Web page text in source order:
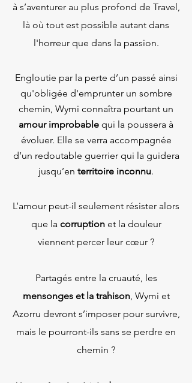
à s’aventurer au plus profond de Travel,
là où tout est possible autant dans
l'horreur que dans la passion.
Engloutie par la perte d’un passé ainsi
qu'obligée d'emprunter un sombre
chemin, Wymi connaîtra pourtant un
amour improbable qui la poussera à
évoluer. Elle se verra accompagnée
d’un redoutable guerrier qui la guidera
jusqu’en territoire inconnu.
L’amour peut-il seulement résister alors
que la corruptionet la douleur
viennent percer leur cœur ?
Partagés entre la cruauté, les
mensonges et la trahison, Wymi et
Azorru devront s’imposer pour survivre,
mais le pourront-ils sans se perdre en
chemin ?